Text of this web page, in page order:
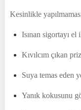
Kesinlikle
Isınan sigortayı el
Kıvılcım çıkan
Suya temas eden
Yanık kokusunu